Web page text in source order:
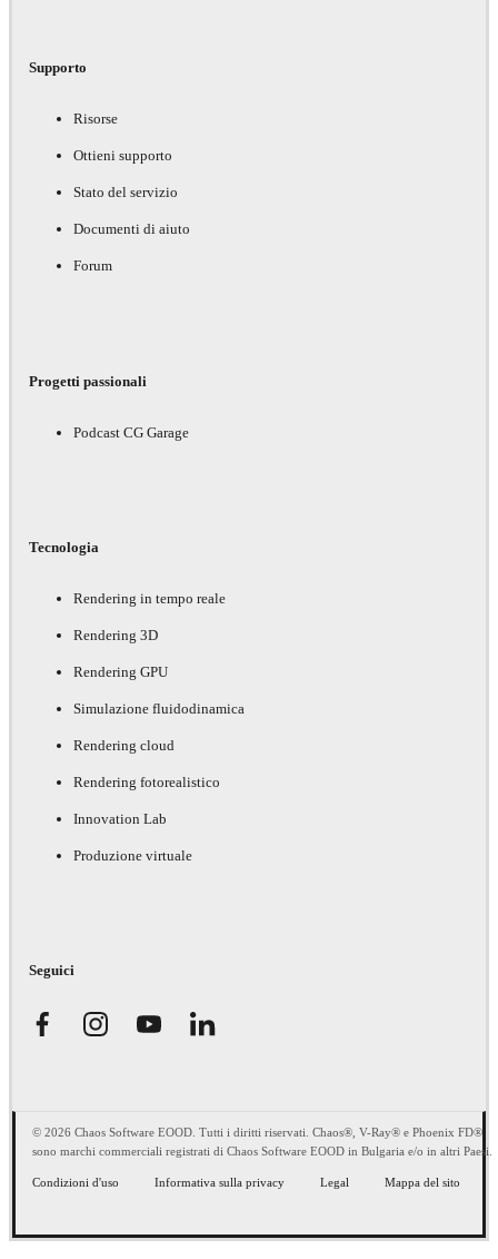
Supporto
Risorse
Ottieni supporto
Stato del servizio
Documenti di aiuto
Forum
Progetti passionali
Podcast CG Garage
Tecnologia
Rendering in tempo reale
Rendering 3D
Rendering GPU
Simulazione fluidodinamica
Rendering cloud
Rendering fotorealistico
Innovation Lab
Produzione virtuale
Seguici
© 2026 Chaos Software EOOD. Tutti i diritti riservati. Chaos®, V-Ray® e Phoenix FD®
sono marchi commerciali registrati di Chaos Software EOOD in Bulgaria e/o in altri Paesi.
Condizioni d'uso Informativa sulla privacy Legal Mappa del sito